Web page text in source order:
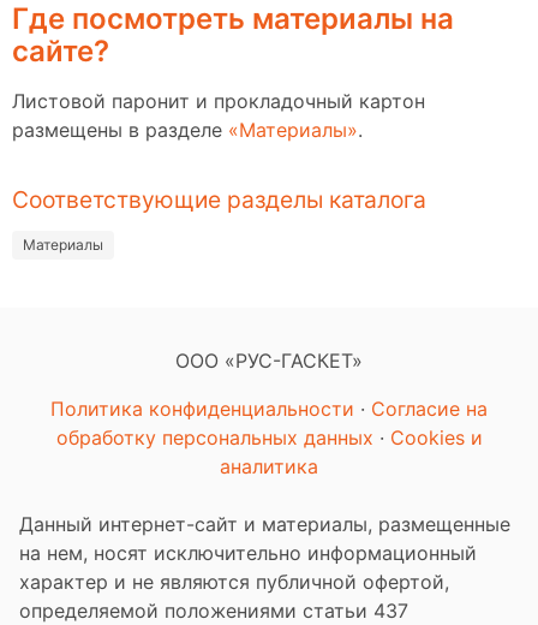
Где посмотреть материалы на
сайте?
Листовой паронит и прокладочный картон
размещены в разделе «Материалы».
Соответствующие разделы каталога
Материалы
ООО «РУС-ГАСКЕТ»
Политика конфиденциальности · Согласие на
обработку персональных данных · Cookies и
аналитика
Данный интернет-сайт и материалы, размещенные
на нем, носят исключительно информационный
характер и не являются публичной офертой,
определяемой положениями статьи 437